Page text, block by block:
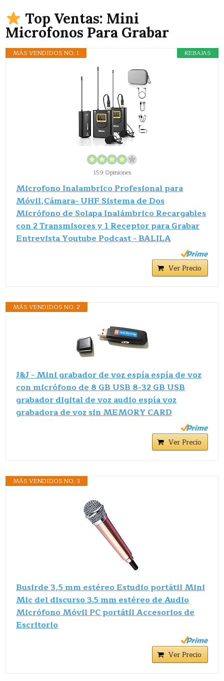
Top Ventas: Mini
Microfonos Para Grabar
REBAJAS
MÁS VENDIDOS NO. 1
159 Opiniones
Microfono Inalambrico Profesional para
Móvil,Cámara- UHF Sistema de Dos
Micrófono de Solapa Inalámbrico Recargables
con 2 Transmisores y 1 Receptor para Grabar
Entrevista Youtube Podcast - BALILA
Ver Precio
MÁS VENDIDOS NO. 2
J&J - Mini grabador de voz espía espía de voz
con micrófono de 8 GB USB 8-32 GB USB
grabador digital de voz audio espía voz
grabadora de voz sin MEMORY CARD
Ver Precio
MÁS VENDIDOS NO. 3
Busirde 3,5 mm estéreo Estudio portátil Mini
Mic del discurso 3.5 mm estéreo de Audio
Micrófono Móvil PC portátil Accesorios de
Escritorio
Ver Precio